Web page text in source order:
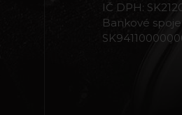
IČ DPH:
Bankové